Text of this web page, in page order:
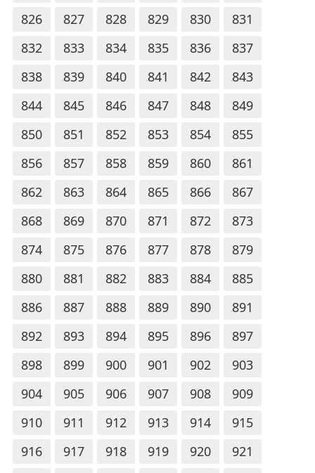
826
827 828 829 830
831
832
833 834 835 836
837
838
839 840 841 842
843
844
845 846 847 848
849
850
851 852 853 854
855
856
857 858 859 860
861
862
863 864 865 866
867
868
869 870 871 872
873
874
875 876 877 878
879
880
881 882 883 884
885
886
887 888 889 890
891
892
893 894 895 896
897
898
899 900 901 902
903
904
905 906 907 908
909
910
911 912 913 914
915
916
917 918 919 920
921